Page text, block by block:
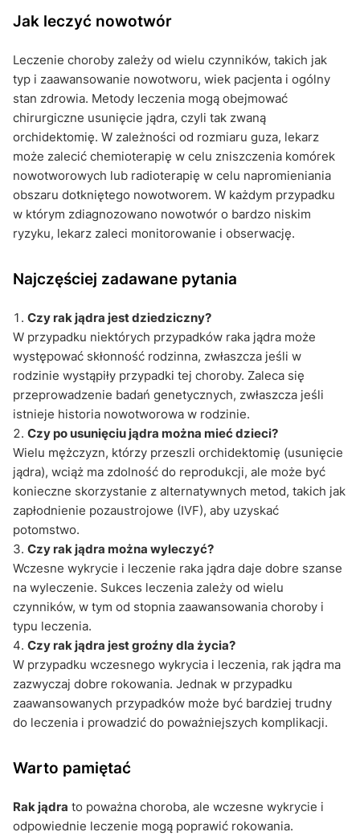
Jak leczyć nowotwór
Leczenie choroby zależy od wielu czynników, takich jak
typ i zaawansowanie nowotworu, wiek pacjenta i ogólny
stan zdrowia. Metody leczenia mogą obejmować
chirurgiczne usunięcie jądra, czyli tak zwaną
orchidektomię. W zależności od rozmiaru guza, lekarz
może zalecić chemioterapię w celu zniszczenia komórek
nowotworowych lub radioterapię w celu napromieniania
obszaru dotkniętego nowotworem. W każdym przypadku
w którym zdiagnozowano nowotwór o bardzo niskim
ryzyku, lekarz zaleci monitorowanie i obserwację.
Najczęściej zadawane pytania
Czy rak jądra jest dziedziczny?
W przypadku niektórych przypadków raka jądra może
występować skłonność rodzinna, zwłaszcza jeśli w
rodzinie wystąpiły przypadki tej choroby. Zaleca się
przeprowadzenie badań genetycznych, zwłaszcza jeśli
istnieje historia nowotworowa w rodzinie.
Czy po usunięciu jądra można mieć dzieci?
Wielu mężczyzn, którzy przeszli orchidektomię (usunięcie
jądra), wciąż ma zdolność do reprodukcji, ale może być
konieczne skorzystanie z alternatywnych metod, takich jak
zapłodnienie pozaustrojowe (IVF), aby uzyskać
potomstwo.
Czy rak jądra można wyleczyć?
Wczesne wykrycie i leczenie raka jądra daje dobre szanse
na wyleczenie. Sukces leczenia zależy od wielu
czynników, w tym od stopnia zaawansowania choroby i
typu leczenia.
Czy rak jądra jest groźny dla życia?
W przypadku wczesnego wykrycia i leczenia, rak jądra ma
zazwyczaj dobre rokowania. Jednak w przypadku
zaawansowanych przypadków może być bardziej trudny
do leczenia i prowadzić do poważniejszych komplikacji.
Warto pamiętać
Rak jądra to poważna choroba, ale wczesne wykrycie i
odpowiednie leczenie mogą poprawić rokowania.